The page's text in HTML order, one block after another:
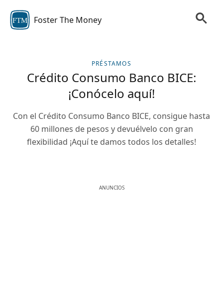
FTM Foster The Money
PRÉSTAMOS
Crédito Consumo Banco BICE:
¡Conócelo aquí!
Con el Crédito Consumo Banco BICE, consigue hasta
60 millones de pesos y devuélvelo con gran
flexibilidad ¡Aquí te damos todos los detalles!
ANUNCIOS